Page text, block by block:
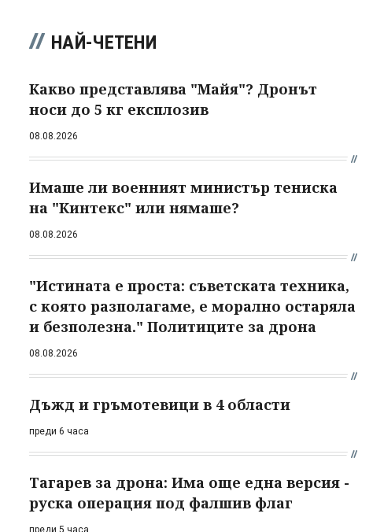
НАЙ-ЧЕТЕНИ
Какво представлява "Майя"? Дронът
носи до 5 кг експлозив
08.08.2026
Имаше ли военният министър тениска
на "Кинтекс" или нямаше?
08.08.2026
"Истината е проста: съветската техника,
с която разполагаме, е морално остаряла
и безполезна." Политиците за дрона
08.08.2026
Дъжд и гръмотевици в 4 области
преди 6 часа
Тагарев за дрона: Има още една версия -
руска операция под фалшив флаг
преди 5 часа